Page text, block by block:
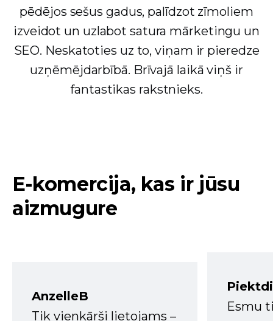
pēdējos sešus gadus, palīdzot zīmoliem
izveidot un uzlabot satura mārketingu un
SEO. Neskatoties uz to, viņam ir pieredze
uzņēmējdarbībā. Brīvajā laikā viņš ir
fantastikas rakstnieks.
E-komercija, kas ir jūsu
aizmugure
AnzelleB
Tik vienkārši lietojams –
Esmu